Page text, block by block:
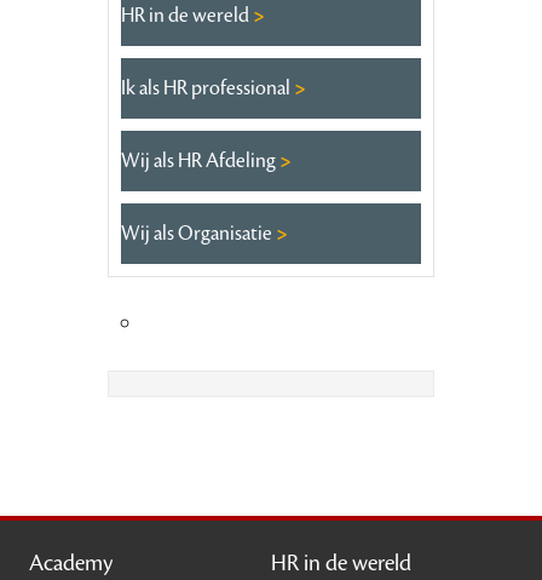
HR in de wereld
Ik als HR professional
Wij als HR Afdeling
Wij als Organisatie
Academy
HR in de wereld